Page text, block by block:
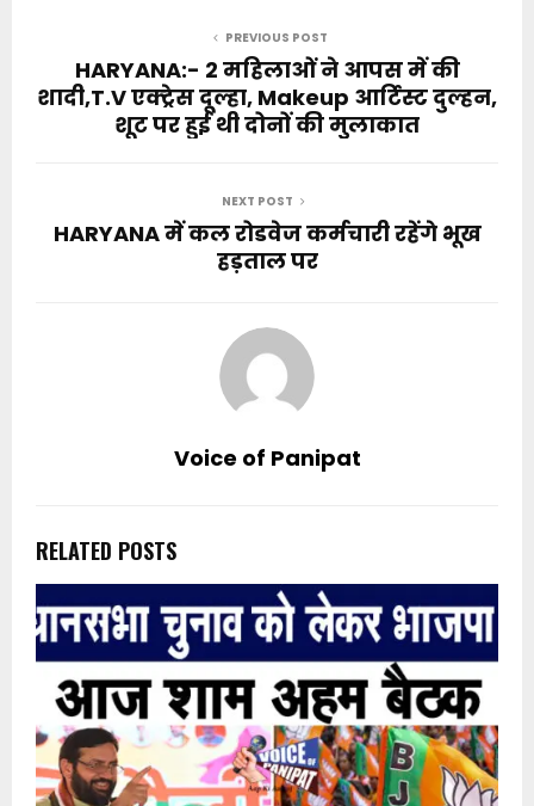
PREVIOUS POST
HARYANA:- 2 महिलाओं ने आपस में की
शादी,T.V एक्ट्रेस दूल्हा, Makeup आर्टिस्ट दुल्हन,
शूट पर हुई थी दोनों की मुलाकात
NEXT POST
HARYANA में कल रोडवेज कर्मचारी रहेंगे भूख
हड़ताल पर
Voice of Panipat
RELATED POSTS